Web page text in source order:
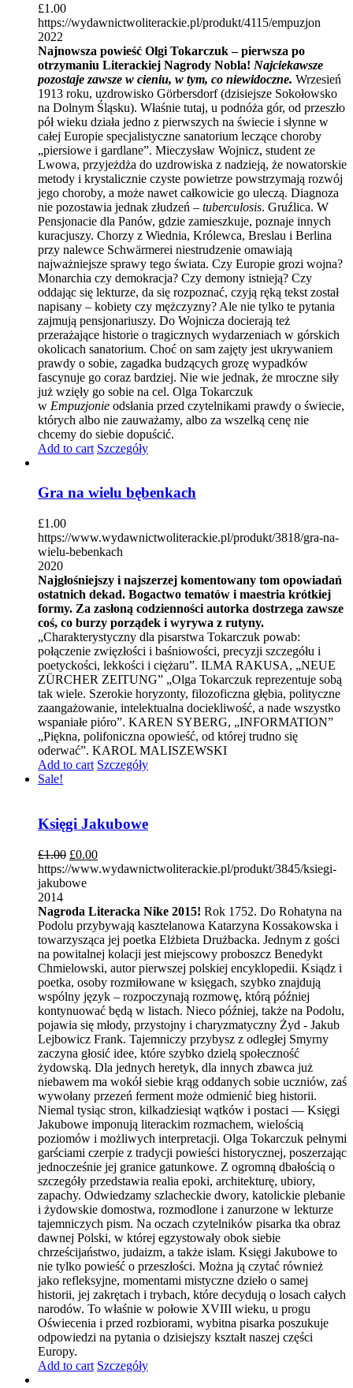
£1.00
https://wydawnictwoliterackie.pl/produkt/4115/empuzjon
2022
Najnowsza powieść Olgi Tokarczuk – pierwsza po
otrzymaniu Literackiej Nagrody Nobla! Najciekawsze
pozostaje zawsze w cieniu, w tym, co niewidoczne. Wrzesień
1913 roku, uzdrowisko Görbersdorf (dzisiejsze Sokołowsko
na Dolnym Śląsku). Właśnie tutaj, u podnóża gór, od przeszło
pół wieku działa jedno z pierwszych na świecie i słynne w
całej Europie specjalistyczne sanatorium leczące choroby
„piersiowe i gardlane”. Mieczysław Wojnicz, student ze
Lwowa, przyjeżdża do uzdrowiska z nadzieją, że nowatorskie
metody i krystalicznie czyste powietrze powstrzymają rozwój
jego choroby, a może nawet całkowicie go uleczą. Diagnoza
nie pozostawia jednak złudzeń – tuberculosis. Gruźlica. W
Pensjonacie dla Panów, gdzie zamieszkuje, poznaje innych
kuracjuszy. Chorzy z Wiednia, Królewca, Breslau i Berlina
przy nalewce Schwärmerei niestrudzenie omawiają
najważniejsze sprawy tego świata. Czy Europie grozi wojna?
Monarchia czy demokracja? Czy demony istnieją? Czy
oddając się lekturze, da się rozpoznać, czyją ręką tekst został
napisany – kobiety czy mężczyzny? Ale nie tylko te pytania
zajmują pensjonariuszy. Do Wojnicza docierają też
przerażające historie o tragicznych wydarzeniach w górskich
okolicach sanatorium. Choć on sam zajęty jest ukrywaniem
prawdy o sobie, zagadka budzących grozę wypadków
fascynuje go coraz bardziej. Nie wie jednak, że mroczne siły
już wzięły go sobie na cel. Olga Tokarczuk
w Empuzjonie odsłania przed czytelnikami prawdy o świecie,
których albo nie zauważamy, albo za wszelką cenę nie
chcemy do siebie dopuścić.
Add to cart Szczegóły
Gra na wielu bębenkach
£1.00
https://www.wydawnictwoliterackie.pl/produkt/3818/gra-na-
wielu-bebenkach
2020
Najgłośniejszy i najszerzej komentowany tom opowiadań
ostatnich dekad. Bogactwo tematów i maestria krótkiej
formy. Za zasłoną codzienności autorka dostrzega zawsze
coś, co burzy porządek i wyrywa z rutyny.
„Charakterystyczny dla pisarstwa Tokarczuk powab:
połączenie zwięzłości i baśniowości, precyzji szczegółu i
poetyckości, lekkości i ciężaru”. ILMA RAKUSA, „NEUE
ZÜRCHER ZEITUNG” „Olga Tokarczuk reprezentuje sobą
tak wiele. Szerokie horyzonty, filozoficzna głębia, polityczne
zaangażowanie, intelektualna dociekliwość, a nade wszystko
wspaniałe pióro”. KAREN SYBERG, „INFORMATION”
„Piękna, polifoniczna opowieść, od której trudno się
oderwać”. KAROL MALISZEWSKI
Add to cart Szczegóły
Sale!
Księgi Jakubowe
£1.00 £0.00
https://www.wydawnictwoliterackie.pl/produkt/3845/ksiegi-
jakubowe
2014
Nagroda Literacka Nike 2015! Rok 1752. Do Rohatyna na
Podolu przybywają kasztelanowa Katarzyna Kossakowska i
towarzysząca jej poetka Elżbieta Drużbacka. Jednym z gości
na powitalnej kolacji jest miejscowy proboszcz Benedykt
Chmielowski, autor pierwszej polskiej encyklopedii. Ksiądz i
poetka, osoby rozmiłowane w księgach, szybko znajdują
wspólny język – rozpoczynają rozmowę, którą później
kontynuować będą w listach. Nieco później, także na Podolu,
pojawia się młody, przystojny i charyzmatyczny Żyd - Jakub
Lejbowicz Frank. Tajemniczy przybysz z odległej Smyrny
zaczyna głosić idee, które szybko dzielą społeczność
żydowską. Dla jednych heretyk, dla innych zbawca już
niebawem ma wokół siebie krąg oddanych sobie uczniów, zaś
wywołany przezeń ferment może odmienić bieg historii.
Niemal tysiąc stron, kilkadziesiąt wątków i postaci — Księgi
Jakubowe imponują literackim rozmachem, wielością
poziomów i możliwych interpretacji. Olga Tokarczuk pełnymi
garściami czerpie z tradycji powieści historycznej, poszerzając
jednocześnie jej granice gatunkowe. Z ogromną dbałością o
szczegóły przedstawia realia epoki, architekturę, ubiory,
zapachy. Odwiedzamy szlacheckie dwory, katolickie plebanie
i żydowskie domostwa, rozmodlone i zanurzone w lekturze
tajemniczych pism. Na oczach czytelników pisarka tka obraz
dawnej Polski, w której egzystowały obok siebie
chrześcijaństwo, judaizm, a także islam. Księgi Jakubowe to
nie tylko powieść o przeszłości. Można ją czytać również
jako refleksyjne, momentami mistyczne dzieło o samej
historii, jej zakrętach i trybach, które decydują o losach całych
narodów. To właśnie w połowie XVIII wieku, u progu
Oświecenia i przed rozbiorami, wybitna pisarka poszukuje
odpowiedzi na pytania o dzisiejszy kształt naszej części
Europy.
Add to cart Szczegóły